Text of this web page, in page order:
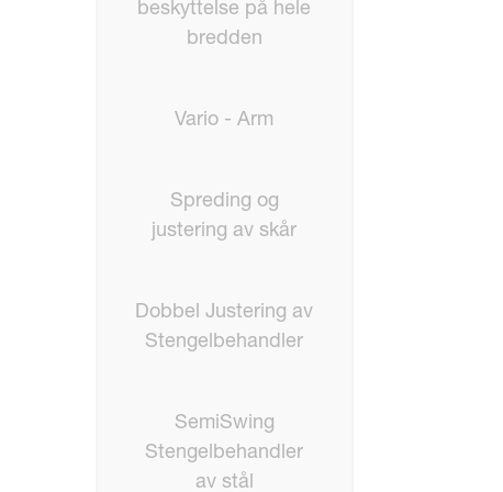
beskyttelse på hele
bredden
Vario - Arm
Spreding og
justering av skår
Dobbel Justering av
Stengelbehandler
SemiSwing
Stengelbehandler
av stål